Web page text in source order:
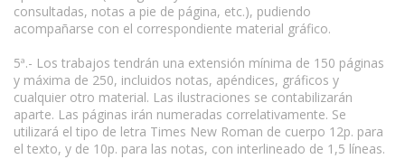
consultadas, notas a pie de página, etc.), pudiendo
acompañarse con el correspondiente material gráfico.
5ª.- Los trabajos tendrán una extensión mínima de 150 páginas
y máxima de 250, incluidos notas, apéndices, gráficos y
cualquier otro material. Las ilustraciones se contabilizarán
aparte. Las páginas irán numeradas correlativamente. Se
utilizará el tipo de letra Times New Roman de cuerpo 12p. para
el texto, y de 10p. para las notas, con interlineado de 1,5 líneas.